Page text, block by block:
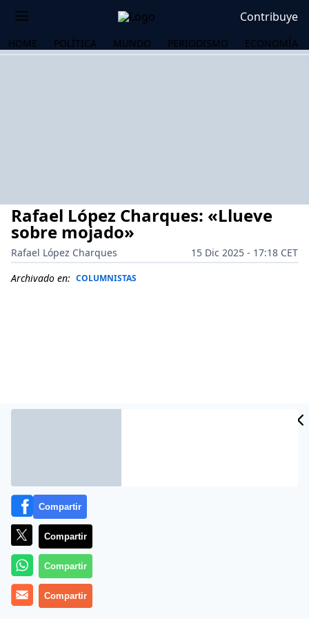
Contribuye
HOME POLÍTICA MUNDO PERIODISMO ECONOMÍA
Rafael López Charques: «Llueve
sobre mojado»
Rafael López Charques
15 Dic 2025 - 17:18 CET
Archivado en: COLUMNISTAS
Más información
Compartir
Compartir
Compartir
Compartir